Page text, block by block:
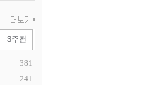
3주전
381
241